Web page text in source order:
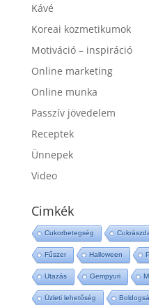
Kávé
Koreai kozmetikumok
Motiváció – inspiráció
Online marketing
Online munka
Passzív jövedelem
Receptek
Ünnepek
Video
Cimkék
Cukorbetegség
Fűszer Halloween
Utazás Gempyuri
Üzleti lehetőség